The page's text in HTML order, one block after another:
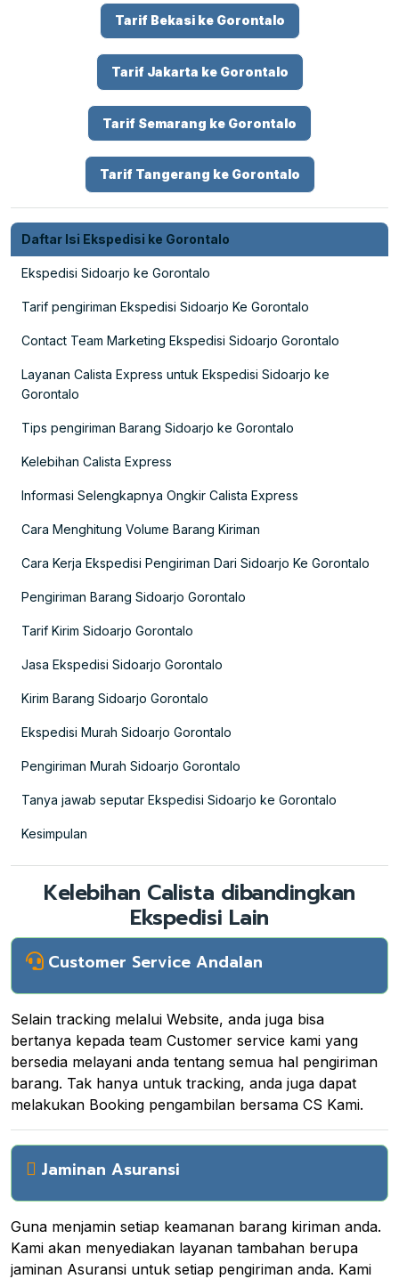
Tarif Bekasi ke Gorontalo
Tarif Jakarta ke Gorontalo
Tarif Semarang ke Gorontalo
Tarif Tangerang ke Gorontalo
Daftar Isi Ekspedisi ke Gorontalo
Ekspedisi Sidoarjo ke Gorontalo
Tarif pengiriman Ekspedisi Sidoarjo Ke Gorontalo
Contact Team Marketing Ekspedisi Sidoarjo Gorontalo
Layanan Calista Express untuk Ekspedisi Sidoarjo ke
Gorontalo
Tips pengiriman Barang Sidoarjo ke Gorontalo
Kelebihan Calista Express
Informasi Selengkapnya Ongkir Calista Express
Cara Menghitung Volume Barang Kiriman
Cara Kerja Ekspedisi Pengiriman Dari Sidoarjo Ke Gorontalo
Pengiriman Barang Sidoarjo Gorontalo
Tarif Kirim Sidoarjo Gorontalo
Jasa Ekspedisi Sidoarjo Gorontalo
Kirim Barang Sidoarjo Gorontalo
Ekspedisi Murah Sidoarjo Gorontalo
Pengiriman Murah Sidoarjo Gorontalo
Tanya jawab seputar Ekspedisi Sidoarjo ke Gorontalo
Kesimpulan
Kelebihan Calista dibandingkan
Ekspedisi Lain
Customer Service Andalan
Selain tracking melalui Website, anda juga bisa
bertanya kepada team Customer service kami yang
bersedia melayani anda tentang semua hal pengiriman
barang. Tak hanya untuk tracking, anda juga dapat
melakukan Booking pengambilan bersama CS Kami.
Jaminan Asuransi
Guna menjamin setiap keamanan barang kiriman anda.
Kami akan menyediakan layanan tambahan berupa
jaminan Asuransi untuk setiap pengiriman anda. Kami